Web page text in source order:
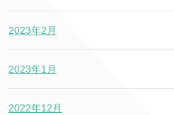
2023年2月
2023年1月
2022年12月